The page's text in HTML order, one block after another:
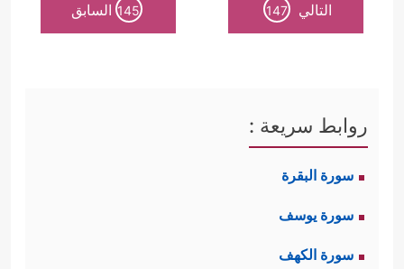
التالي 147
145 السابق
روابط سريعة :
سورة البقرة
سورة يوسف
سورة الكهف